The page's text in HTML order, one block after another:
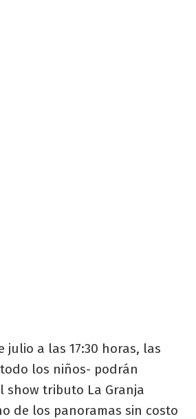
julio a las 17:30 horas, las
los niños- podrán
show tributo La Granja
de los panoramas sin costo